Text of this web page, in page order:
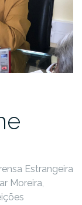
Estrangeira
Moreira,